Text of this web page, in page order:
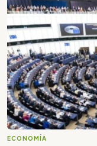
ECONOMÍA